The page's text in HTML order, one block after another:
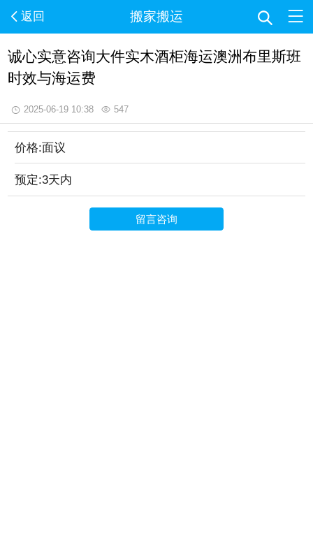
返回 搬家搬运
诚心实意咨询大件实木酒柜海运澳洲布里斯班
时效与海运费
2025-06-19 10:38 547
价格:面议
预定:3天内
留言咨询